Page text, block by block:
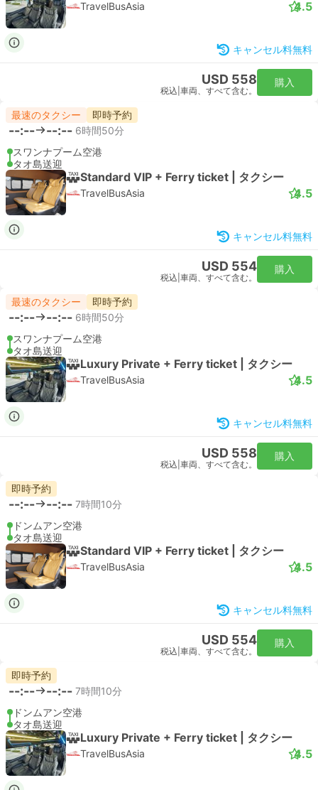
TravelBusAsia 4.5
キャンセル料無料
USD 558
税込 車両、すべて含む。
購入
最速のタクシー 即時予約
--:-- --:-- 6時間50分
スワンナプーム空港
タオ島送迎
Standard VIP + Ferry ticket | タクシー
TravelBusAsia 4.5
キャンセル料無料
USD 554
税込 車両、すべて含む。
購入
最速のタクシー 即時予約
--:-- --:-- 6時間50分
スワンナプーム空港
タオ島送迎
Luxury Private + Ferry ticket | タクシー
TravelBusAsia 4.5
キャンセル料無料
USD 558
税込 車両、すべて含む。
購入
即時予約
--:-- --:-- 7時間10分
ドンムアン空港
タオ島送迎
Standard VIP + Ferry ticket | タクシー
TravelBusAsia 4.5
キャンセル料無料
USD 554
税込 車両、すべて含む。
購入
即時予約
--:-- --:-- 7時間10分
ドンムアン空港
タオ島送迎
Luxury Private + Ferry ticket | タクシー
TravelBusAsia 4.5